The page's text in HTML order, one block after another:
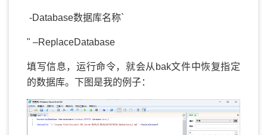
-Database数据库名称`
" –ReplaceDatabase
填写信息，运行命令，就会从bak文件中恢复指定
的数据库。下图是我的例子：